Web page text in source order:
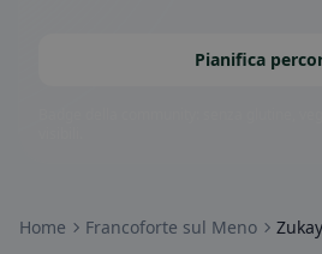
Pianifica
Home Francoforte sul Meno